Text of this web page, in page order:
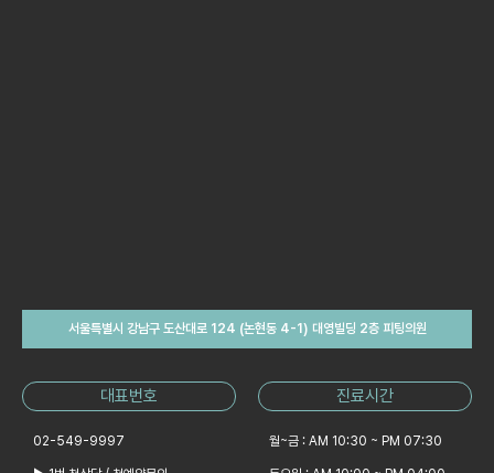
서울특별시 강남구 도산대로 124 (논현동 4-1) 대영빌딩 2층 피팅의원
대표번호
02-549-9997
진료시간
월~금 : AM 10:30 ~ PM 07:30